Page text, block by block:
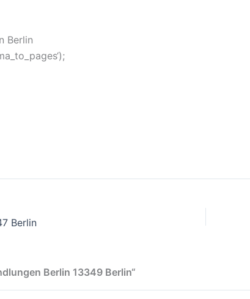
Berlin
Berlin
Berlin 13349 Berlin“